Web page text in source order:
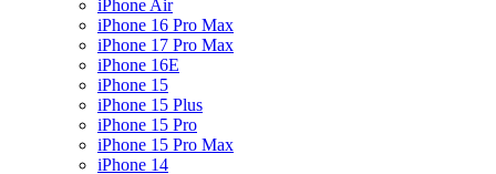
iPhone Air
iPhone 16 Pro Max
iPhone 17 Pro Max
iPhone 16E
iPhone 15
iPhone 15 Plus
iPhone 15 Pro
iPhone 15 Pro Max
iPhone 14